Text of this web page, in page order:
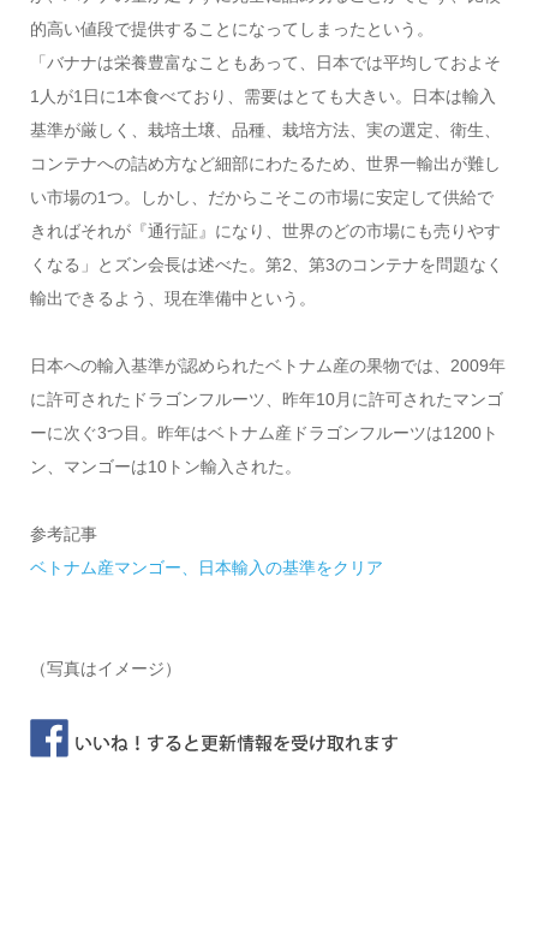
的高い値段で提供することになってしまったという。
「バナナは栄養豊富なこともあって、日本では平均しておよそ
1人が1日に1本食べており、需要はとても大きい。日本は輸入
基準が厳しく、栽培土壌、品種、栽培方法、実の選定、衛生、
コンテナへの詰め方など細部にわたるため、世界一輸出が難し
い市場の1つ。しかし、だからこそこの市場に安定して供給で
きればそれが『通行証』になり、世界のどの市場にも売りやす
くなる」とズン会長は述べた。第2、第3のコンテナを問題なく
輸出できるよう、現在準備中という。
日本への輸入基準が認められたベトナム産の果物では、2009年
に許可されたドラゴンフルーツ、昨年10月に許可されたマンゴ
ーに次ぐ3つ目。昨年はベトナム産ドラゴンフルーツは1200ト
ン、マンゴーは10トン輸入された。
参考記事
ベトナム産マンゴー、日本輸入の基準をクリア
（写真はイメージ）